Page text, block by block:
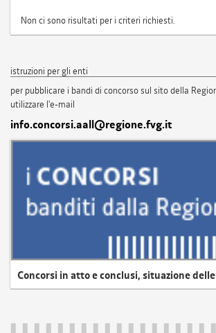
Non ci sono risultati per i criteri richiesti.
istruzioni per gli enti
per pubblicare i bandi di concorso sul sito della
utilizzare l'e-mail
info.concorsi.aall@regione.fvg.it
Concorsi in atto e conclusi, situazione